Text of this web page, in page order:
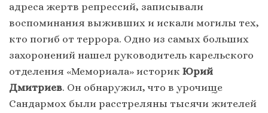
адреса жертв репрессий, записывали
воспоминания выживших и искали могилы тех,
кто погиб от террора. Одно из самых больших
захоронений нашел руководитель карельского
отделения «Мемориала» историк Юрий
Дмитриев. Он обнаружил, что в урочище
Сандармох были расстреляны тысячи жителей